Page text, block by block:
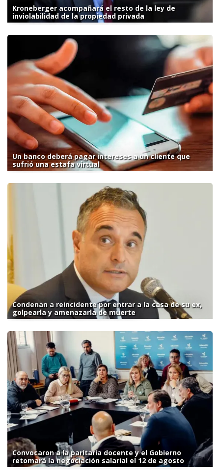
Kroneberger acompañará el resto de la ley de
inviolabilidad de la propiedad privada
Un banco deberá pagar intereses a un cliente que
sufrió una estafa virtual
Condenan a reincidente por entrar a la casa de su ex,
golpearla y amenazarla de muerte
Convocaron a la paritaria docente y el Gobierno
retomará la negociación salarial el 12 de agosto